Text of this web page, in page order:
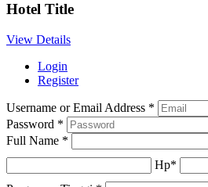
Hotel Title
View Details
Login
Register
Username or Email Address *
Password *
Full Name *
Hp*